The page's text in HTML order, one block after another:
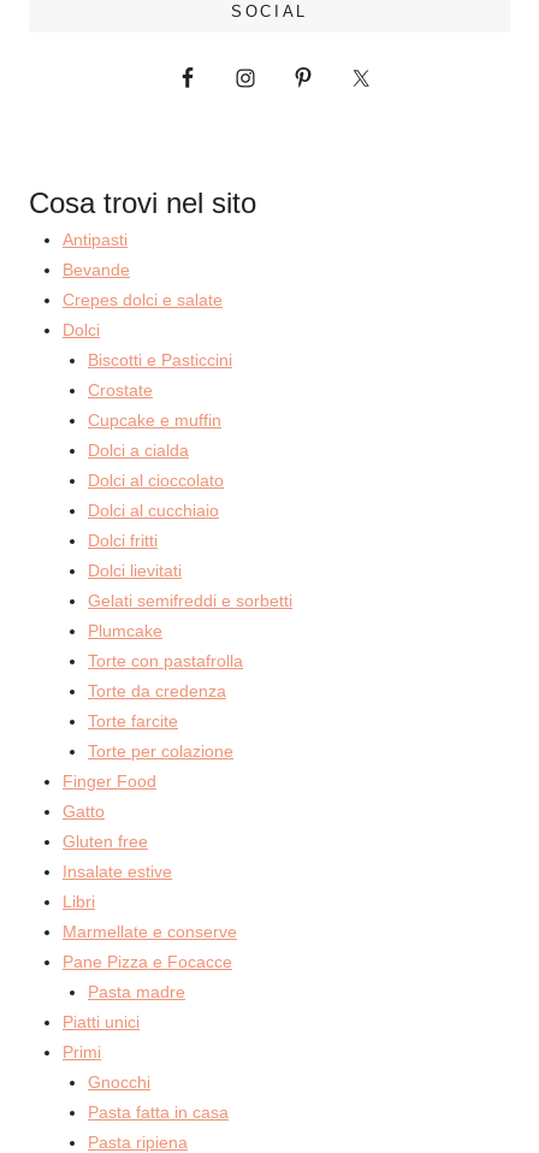
SOCIAL
Cosa trovi nel sito
Antipasti
Bevande
Crepes dolci e salate
Dolci
Biscotti e Pasticcini
Crostate
Cupcake e muffin
Dolci a cialda
Dolci al cioccolato
Dolci al cucchiaio
Dolci fritti
Dolci lievitati
Gelati semifreddi e sorbetti
Plumcake
Torte con pastafrolla
Torte da credenza
Torte farcite
Torte per colazione
Finger Food
Gatto
Gluten free
Insalate estive
Libri
Marmellate e conserve
Pane Pizza e Focacce
Pasta madre
Piatti unici
Primi
Gnocchi
Pasta fatta in casa
Pasta ripiena